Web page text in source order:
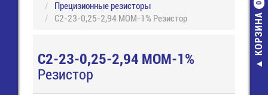
КОРЗИНА
0
Прецизионные резисторы
С2-23-0,25-2,94 МОМ-1% Резистор
С2-23-0,25-2,94 МОМ-1%
Резистор